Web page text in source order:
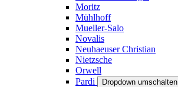
Moritz
Mühlhoff
Mueller-Salo
Novalis
Neuhaeuser Christian
Nietzsche
Orwell
Pardi
Dropdown umschalten